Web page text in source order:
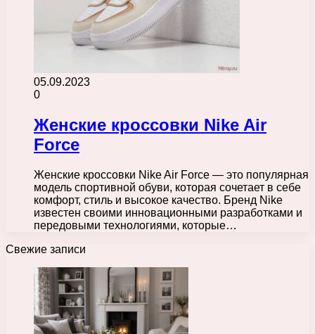
05.09.2023
0
Женские кроссовки Nike Air
Force
Женские кроссовки Nike Air Force — это популярная
модель спортивной обуви, которая сочетает в себе
комфорт, стиль и высокое качество. Бренд Nike
известен своими инновационными разработками и
передовыми технологиями, которые…
Свежие записи